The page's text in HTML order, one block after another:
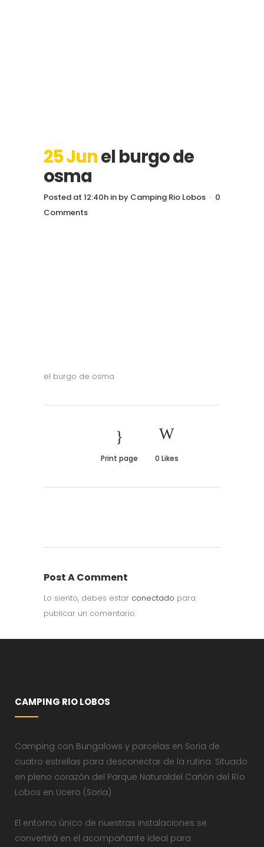
25 Junel burgo de
osma
Posted at 12:40h in by Camping Rio Lobos
0
Comments
el burgo de osma
Print page 0 Likes
Post A Comment
Lo siento, debes estar conectado para
publicar un comentario.
CAMPING RIO LOBOS
Camping con Bungalows y parcelas en Soria de
cuatro estrellas para desconectar de la rutina. Situado
en pleno corazón del Parque Naturaldel Cañón del Río
Lobos en Ucero (Soria)
El entorno único de nuestras instalaciones se
convertirá en el acompañante ideal para